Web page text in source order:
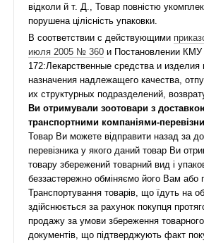
відколи й т. Д., Товар повністю
порушена цілісність упаковки.
В соответствии с действующими
июля 2005 № 360и Постановлении КМУ
172:Лекарственные средства и изделия
назначения надлежащего качества,
их структурных подразделений,
Ви отримували зоотовари з
транспортними компаніями-
Товар Ви можете відправити назад за
перевізника у якого даний товар Ви
товару збережений товарний вид і
беззастережно обміняємо його Вам або
Транспортування товарів, що їдуть на
здійснюється за рахунок покупця
продажу за умови збереження товарного
документів, що підтверджують факт